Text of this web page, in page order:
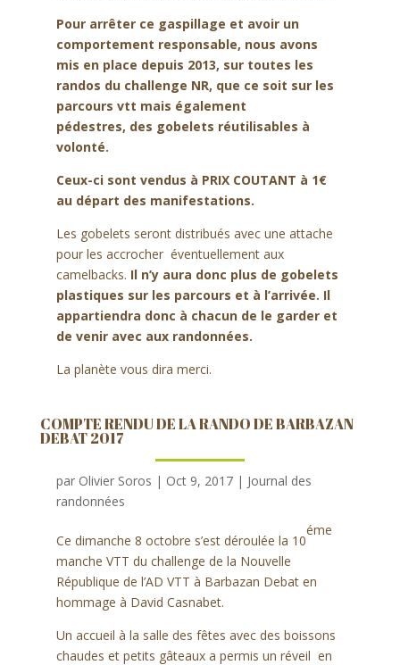
Pour arrêter ce gaspillage et avoir un
comportement responsable, nous avons
mis en place depuis 2013, sur toutes les
randos du challenge NR, que ce soit sur les
parcours vtt mais également
pédestres, des gobelets réutilisables à
volonté.
Ceux-ci sont vendus à PRIX COUTANT à 1€
au départ des manifestations.
Les gobelets seront distribués avec une attache
pour les accrocher éventuellement aux
camelbacks. Il n’y aura donc plus de gobelets
plastiques sur les parcours et à l’arrivée. Il
appartiendra donc à chacun de le garder et
de venir avec aux randonnées.
La planète vous dira merci.
COMPTE RENDU DE LA RANDO DE BARBAZAN
DEBAT 2017
par Olivier Soros | Oct 9, 2017| Journal des
randonnées
Ce dimanche 8 octobre s’est déroulée la 10
éme
manche VTT du challenge de la Nouvelle
République de l’AD VTT à Barbazan Debat en
hommage à David Casnabet.
Un accueil à la salle des fêtes avec des boissons
chaudes et petits gâteaux a permis un réveil en